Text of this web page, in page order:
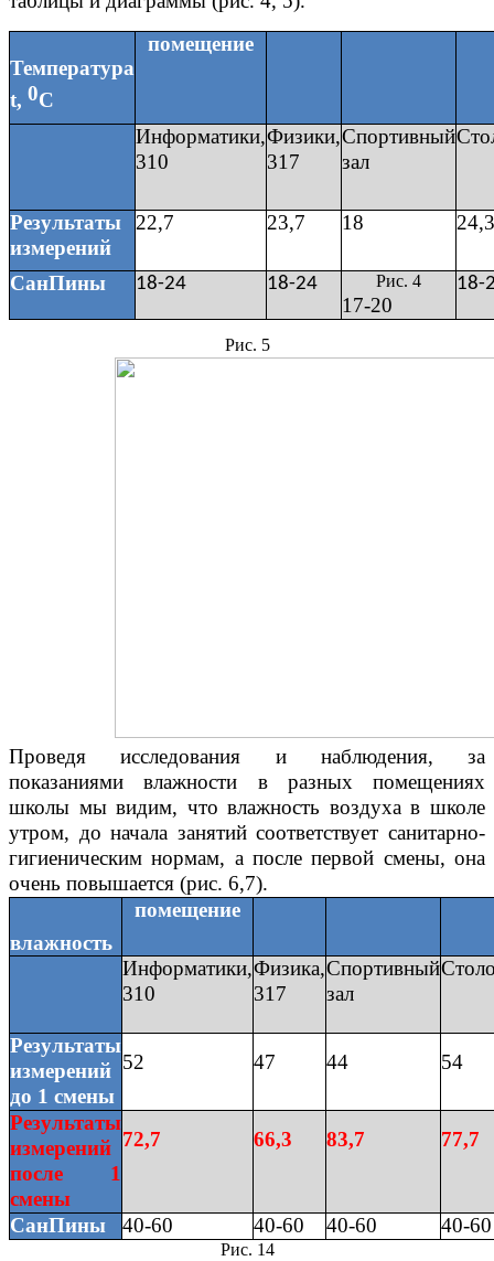
Температура
t, 0С
помещение
Информатики,
310
Физики,
317
Спортивный
зал
Результаты
измерений
22,7 23,7 18 24,3
СанПины 18-24 18-24 Рис. 4
17-20
18-
Рис. 5
Проведя исследования и наблюдения, за
показаниями влажности в разных помещениях
школы мы видим, что влажность воздуха в школе
утром, до начала занятий соответствует санитарно-
гигиеническим нормам, а после первой смены, она
очень повышается (рис. 6,7).
влажность
помещение
Информатики,
310
Физика,
317
Спортивный
зал
Результаты
измерений
до 1 смены
52 47 44 54
Результаты
измерений
после 1
смены
72,7 66,3 83,7 77,7
СанПины 40-60 40-60 40-60 40-60
Рис. 14